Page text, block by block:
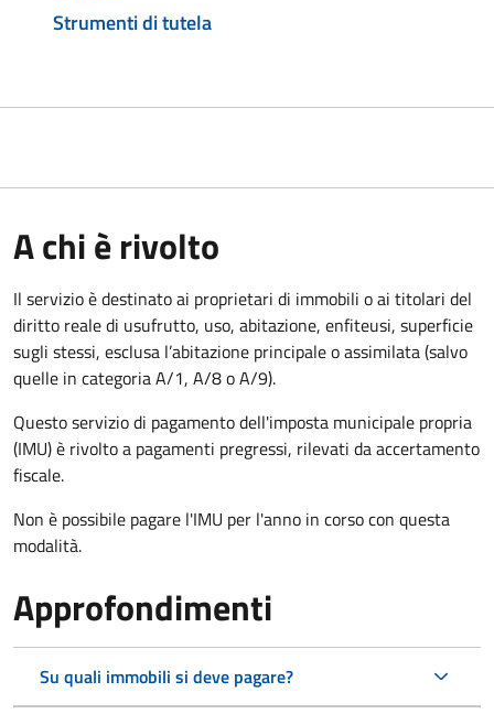
Strumenti di tutela
A chi è rivolto
Il servizio è destinato ai proprietari di immobili o ai titolari del
diritto reale di usufrutto, uso, abitazione, enfiteusi, superficie
sugli stessi, esclusa l’abitazione principale o assimilata (salvo
quelle in categoria A/1, A/8 o A/9).
Questo servizio di pagamento dell'imposta municipale propria
(IMU) è rivolto a pagamenti pregressi, rilevati da accertamento
fiscale.
Non è possibile pagare l'IMU per l'anno in corso con questa
modalità.
Approfondimenti
Su quali immobili si deve pagare?